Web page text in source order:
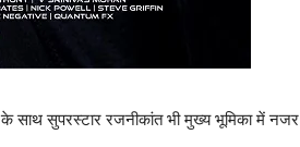
के साथ सुपरस्टार रजनीकांत भी मुख्य भूमिका में नजर